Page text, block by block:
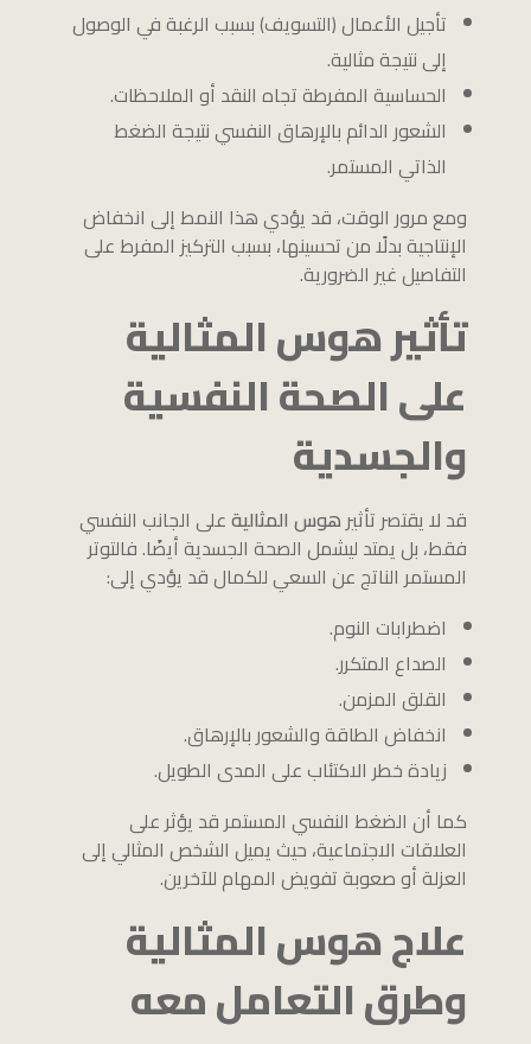
تأجيل الأعمال (التسويف) بسبب الرغبة في الوصول
إلى نتيجة مثالية.
الحساسية المفرطة تجاه النقد أو الملاحظات.
الشعور الدائم بالإرهاق النفسي نتيجة الضغط
الذاتي المستمر.
ومع مرور الوقت، قد يؤدي هذا النمط إلى انخفاض
الإنتاجية بدلًا من تحسينها، بسبب التركيز المفرط على
التفاصيل غير الضرورية.
تأثير هوس المثالية
على الصحة النفسية
والجسدية
قد لا يقتصر تأثير هوس المثاليةعلى الجانب النفسي
فقط، بل يمتد ليشمل الصحة الجسدية أيضًا. فالتوتر
المستمر الناتج عن السعي للكمال قد يؤدي إلى:
اضطرابات النوم.
الصداع المتكرر.
القلق المزمن.
انخفاض الطاقة والشعور بالإرهاق.
زيادة خطر الاكتئاب على المدى الطويل.
كما أن الضغط النفسي المستمر قد يؤثر على
العلاقات الاجتماعية، حيث يميل الشخص المثالي إلى
العزلة أو صعوبة تفويض المهام للآخرين.
علاج هوس المثالية
وطرق التعامل معه